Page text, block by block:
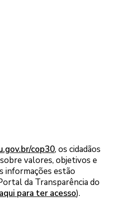
cop30, os cidadãos
valores, objetivos e
informações estão
da Transparência do
para ter acesso).